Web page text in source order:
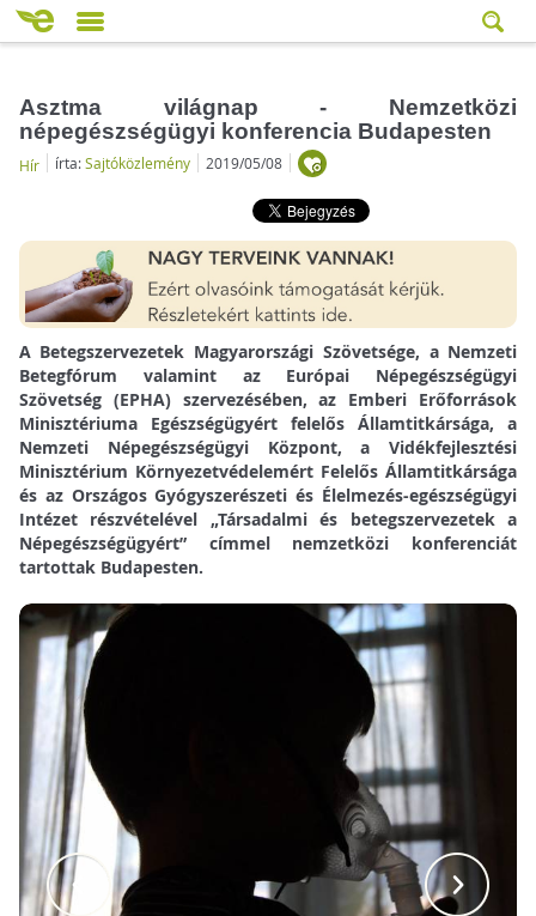
Asztma világnap - Nemzetközi
népegészségügyi konferencia Budapesten
Hír írta:Sajtóközlemény 2019/05/08
A Betegszervezetek Magyarországi Szövetsége, a Nemzeti
Betegfórum valamint az Európai Népegészségügyi
Szövetség (EPHA) szervezésében, az Emberi Erőforrások
Minisztériuma Egészségügyért felelős Államtitkársága, a
Nemzeti Népegészségügyi Központ, a Vidékfejlesztési
Minisztérium Környezetvédelemért Felelős Államtitkársága
és az Országos Gyógyszerészeti és Élelmezés-egészségügyi
Intézet részvételével „Társadalmi és betegszervezetek a
Népegészségügyért” címmel nemzetközi konferenciát
tartottak Budapesten.